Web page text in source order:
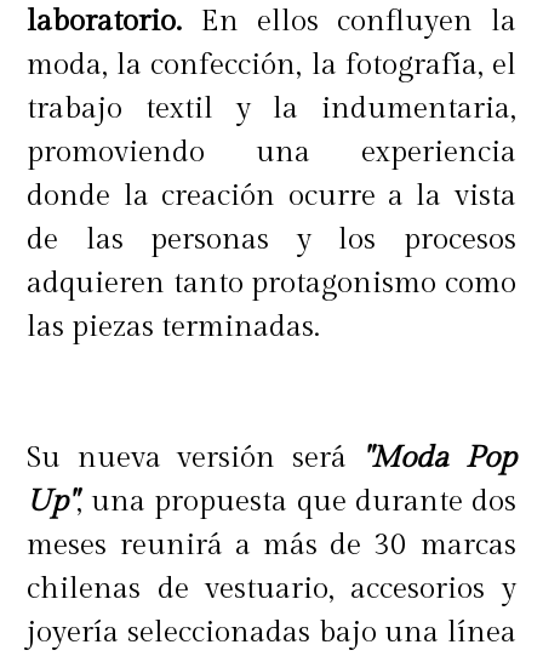
laboratorio. En ellos confluyen la
moda, la confección, la fotografía, el
trabajo textil y la indumentaria,
promoviendo una experiencia
donde la creación ocurre a la vista
de las personas y los procesos
adquieren tanto protagonismo como
las piezas terminadas.
Su nueva versión será
"Moda Pop
Up", una propuesta que durante dos
meses reunirá a más de 30 marcas
chilenas de vestuario, accesorios y
joyería seleccionadas bajo una línea